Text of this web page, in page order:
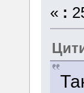
« :